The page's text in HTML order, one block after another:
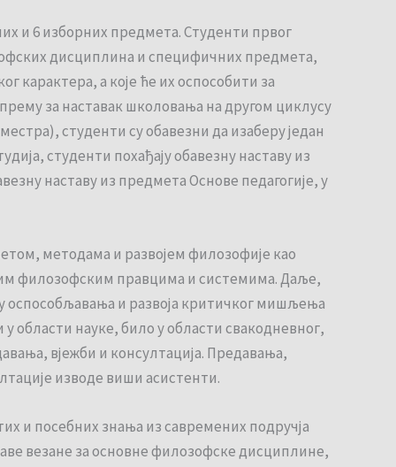
и 6 изборних предмета. Студенти првог
дисциплина и специфичних предмета,
карактера, а које ће их оспособити за
за наставак школовања на другом циклусу
студенти су обавезни да изаберу један
студенти похађају обавезну наставу из
наставу из предмета Основе педагогије, у
методама и развојем филозофије као
филозофским правцима и системима. Даље,
оспособљавања и развоја критичког мишљења
области науке, било у области свакодневног,
вјежби и консултација. Предавања,
изводе виши асистенти.
и посебних знања из савремених подручја
везане за основне филозофске дисциплине,